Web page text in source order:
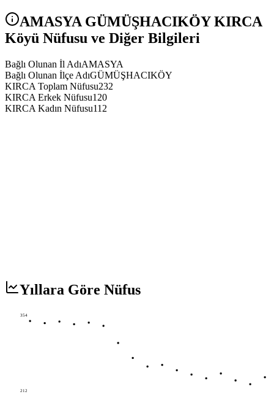
AMASYA GÜMÜŞHACIKÖY KIRCA
Köyü Nüfusu ve Diğer Bilgileri
Bağlı Olunan İl AdıAMASYA
Bağlı Olunan İlçe AdıGÜMÜŞHACIKÖY
KIRCA Toplam Nüfusu232
KIRCA Erkek Nüfusu120
KIRCA Kadın Nüfusu112
Yıllara Göre Nüfus
354
212